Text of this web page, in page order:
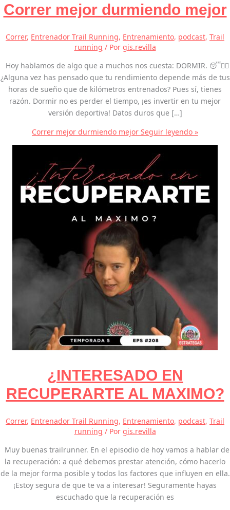
Correr mejor durmiendo mejor
Correr, Entrenador Trail Running, Entrenamiento, podcast, Trail
running / Por gis.revilla
Hoy hablamos de algo que a muchos nos cuesta: DORMIR. 😴🏃‍♀️
¿Alguna vez has pensado que tu rendimiento depende más de tus
horas de sueño que de kilómetros entrenados? Pues sí, tienes
razón. Dormir no es perder el tiempo, ¡es invertir en tu mejor
versión deportiva! Datos duros que […]
Correr mejor durmiendo mejor Seguir leyendo »
¿INTERESADO EN
RECUPERARTE AL MAXIMO?
Correr, Entrenador Trail Running, Entrenamiento, podcast, Trail
running / Por gis.revilla
Muy buenas trailrunner. En el episodio de hoy vamos a hablar de
la recuperación: a qué debemos prestar atención, cómo hacerlo
de la mejor forma posible y todos los factores que influyen en ella.
¡Estoy segura de que te va a interesar! Seguramente hayas
escuchado que la recuperación es